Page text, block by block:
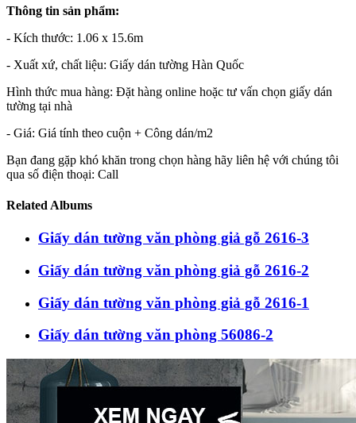
Thông tin sản phẩm:
- Kích thước: 1.06 x 15.6m
- Xuất xứ, chất liệu: Giấy dán tường Hàn Quốc
Hình thức mua hàng: Đặt hàng online hoặc tư vấn chọn giấy dán
tường tại nhà
- Giá: Giá tính theo cuộn + Công dán/m2
Bạn đang gặp khó khăn trong chọn hàng hãy liên hệ với chúng tôi
qua số điện thoại: Call
Related Albums
Giấy dán tường văn phòng giả gỗ 2616-3
Giấy dán tường văn phòng giả gỗ 2616-2
Giấy dán tường văn phòng giả gỗ 2616-1
Giấy dán tường văn phòng 56086-2